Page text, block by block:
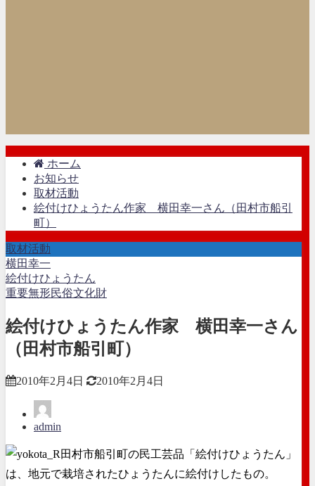
ホーム
お知らせ
取材活動
絵付けひょうたん作家 横田幸一さん（田村市船引
町）
取材活動
横田幸一
絵付けひょうたん
重要無形民俗文化財
絵付けひょうたん作家 横田幸一さん
（田村市船引町）
2010年2月4日 2010年2月4日
admin
田村市船引町の民工芸品「絵付けひょうたん」
は、地元で栽培されたひょうたんに絵付けしたもの。